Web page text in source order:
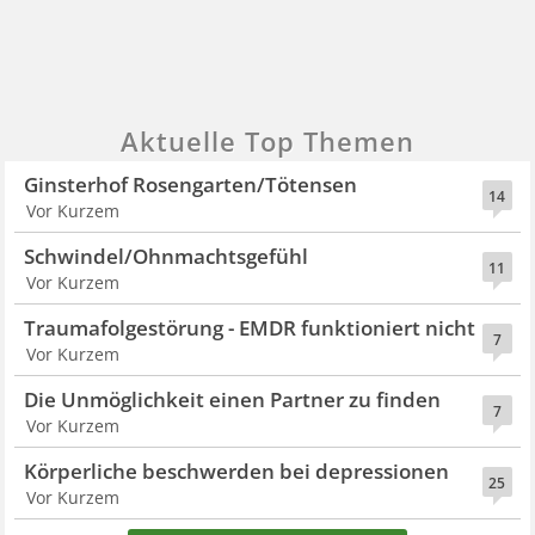
Aktuelle Top Themen
14
Ginsterhof Rosengarten/Tötensen
Vor Kurzem
11
Schwindel/Ohnmachtsgefühl
Vor Kurzem
7
Traumafolgestörung - EMDR funktioniert nicht
Vor Kurzem
7
Die Unmöglichkeit einen Partner zu finden
Vor Kurzem
25
Körperliche beschwerden bei depressionen
Vor Kurzem